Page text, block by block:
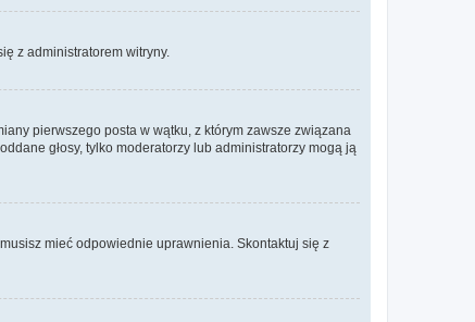
z administratorem witryny.
pierwszego posta w wątku, z którym zawsze związana
głosy, tylko moderatorzy lub administratorzy mogą ją
mieć odpowiednie uprawnienia. Skontaktuj się z